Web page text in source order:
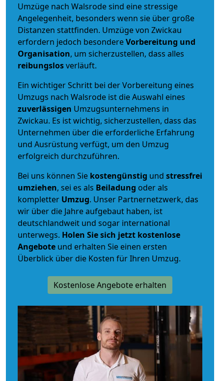
Umzüge nach Walsrode sind eine stressige
Angelegenheit, besonders wenn sie über große
Distanzen stattfinden. Umzüge von Zwickau
erfordern jedoch besondereVorbereitung und
Organisation, um sicherzustellen, dass alles
reibungslosverläuft.
Ein wichtiger Schritt bei der Vorbereitung eines
Umzugs nach Walsrode ist die Auswahl eines
zuverlässigen Umzugsunternehmens in
Zwickau. Es ist wichtig, sicherzustellen, dass das
Unternehmen über die erforderliche Erfahrung
und Ausrüstung verfügt, um den Umzug
erfolgreich durchzuführen.
Bei uns können Sie kostengünstig und stressfrei
umziehen, sei es als Beiladung oder als
kompletter Umzug. Unser Partnernetzwerk, das
wir über die Jahre aufgebaut haben, ist
deutschlandweit und sogar international
unterwegs. Holen Sie sich jetzt kostenlose
Angebote und erhalten Sie einen ersten
Überblick über die Kosten für Ihren Umzug.
Kostenlose Angebote erhalten